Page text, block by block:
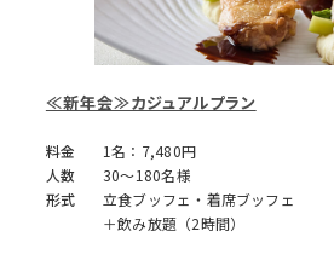
≪新年会≫カジュアルプラン
料金
1名：7,480円
人数
30～180名様
形式
立食ブッフェ・着席ブッフェ
＋飲み放題（2時間）